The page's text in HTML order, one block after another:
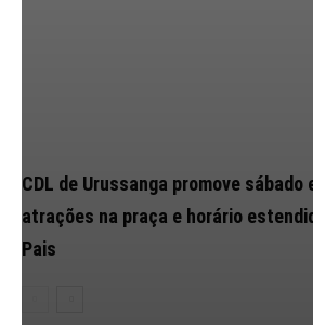
CDL de Urussanga promove sábado
atrações na praça e horário
Pais